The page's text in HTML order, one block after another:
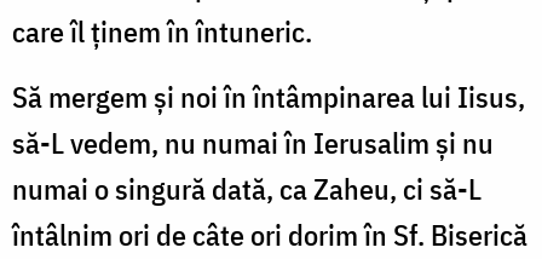
care îl ţinem în întuneric.
Să mergem şi noi în întâmpinarea lui Iisus,
să-L vedem, nu numai în Ierusalim şi nu
numai o singură dată, ca Zaheu, ci să-L
întâlnim ori de câte ori dorim în Sf. Biserică